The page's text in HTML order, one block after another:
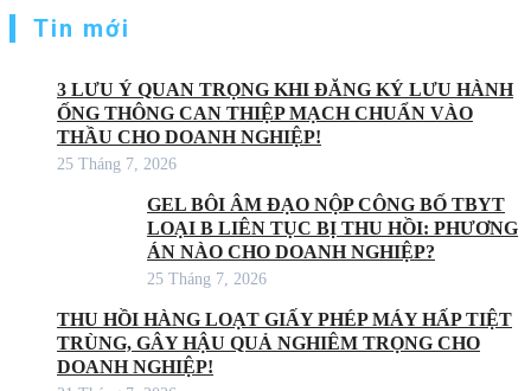
Tin mới
3 LƯU Ý QUAN TRỌNG KHI ĐĂNG KÝ LƯU HÀNH
ỐNG THÔNG CAN THIỆP MẠCH CHUẨN VÀO
THẦU CHO DOANH NGHIỆP!
25 Tháng 7, 2026
GEL BÔI ÂM ĐẠO NỘP CÔNG BỐ TBYT
LOẠI B LIÊN TỤC BỊ THU HỒI: PHƯƠNG
ÁN NÀO CHO DOANH NGHIỆP?
25 Tháng 7, 2026
THU HỒI HÀNG LOẠT GIẤY PHÉP MÁY HẤP TIỆT
TRÙNG, GÂY HẬU QUẢ NGHIÊM TRỌNG CHO
DOANH NGHIỆP!